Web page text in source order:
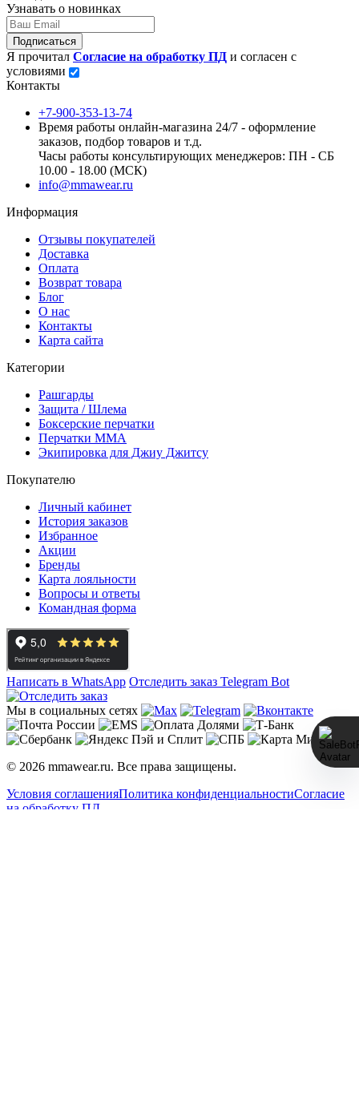
Узнавать о новинках
Подписаться
Я прочитал Согласие на обработку ПД и согласен с
условиями
Контакты
+7-900-353-13-74
Время работы онлайн-магазина 24/7 - оформление
заказов, подбор товаров и т.д.
Часы работы консультирующих менеджеров: ПН - СБ
10.00 - 18.00 (МСК)
info@mmawear.ru
Информация
Отзывы покупателей
Доставка
Оплата
Возврат товара
Блог
О нас
Контакты
Карта сайта
Категории
Рашгарды
Защита / Шлема
Боксерские перчатки
Перчатки ММА
Экипировка для Джиу Джитсу
Покупателю
Личный кабинет
История заказов
Избранное
Акции
Бренды
Карта лояльности
Вопросы и ответы
Командная форма
Написать в WhatsApp Отследить заказ Telegram Bot
Мы в социальных сетях
© 2026 mmawear.ru. Все права защищены.
Условия соглашенияПолитика конфиденциальностиСогласие
на обработку ПД